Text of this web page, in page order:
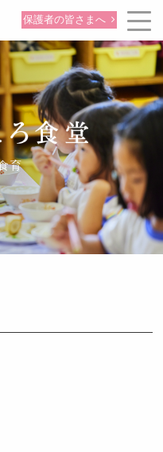
保護者の皆さまへ
育